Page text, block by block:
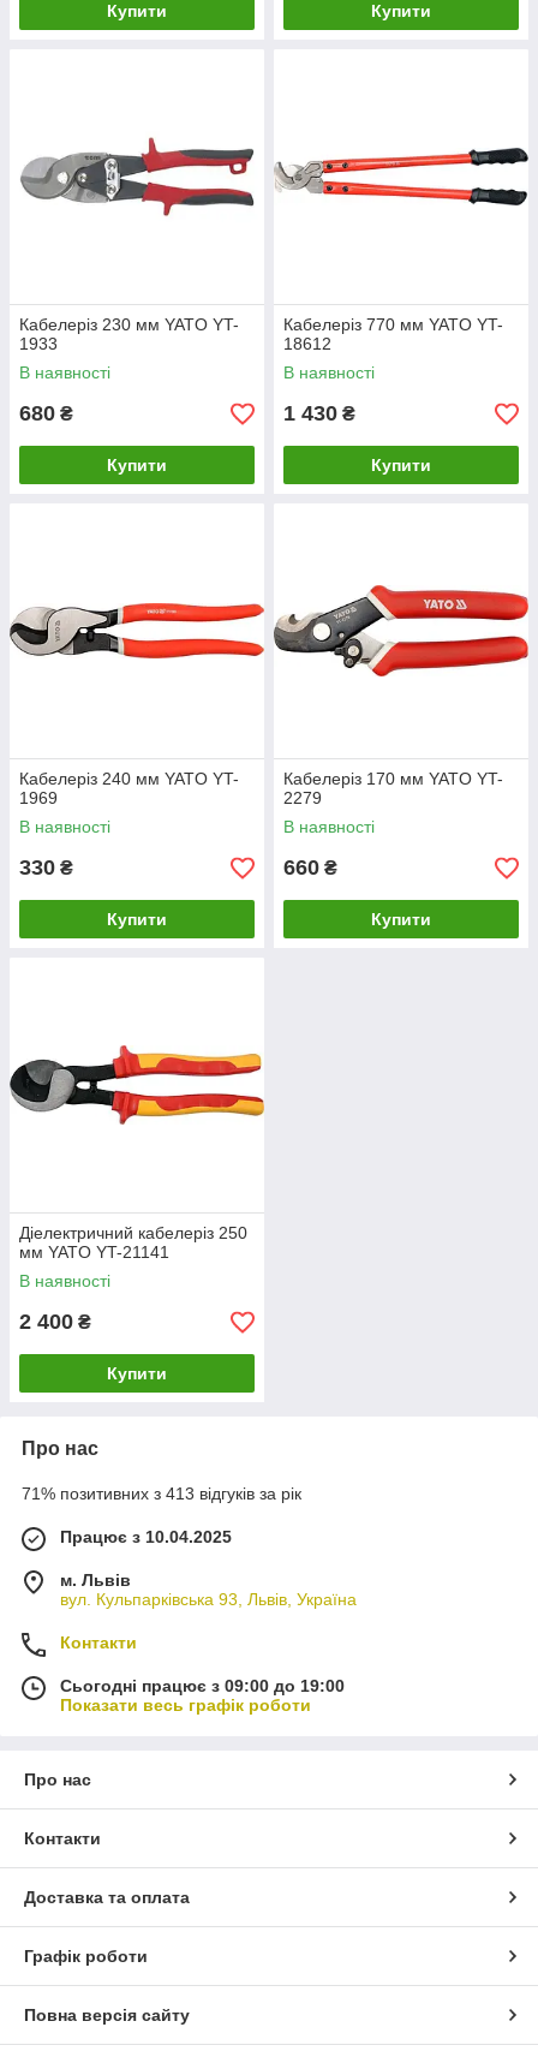
Купити Купити
Кабелеріз 230 мм YATO YT-
1933
В наявності
680 ₴
Купити
Кабелеріз 770 мм YATO YT-
18612
В наявності
1 430 ₴
Купити
Кабелеріз 240 мм YATO YT-
1969
В наявності
330 ₴
Купити
Кабелеріз 170 мм YATO YT-
2279
В наявності
660 ₴
Купити
Діелектричний кабелеріз 250
мм YATO YT-21141
В наявності
2 400 ₴
Купити
Про нас
71% позитивних з 413 відгуків за рік
Працює з 10.04.2025
м. Львів
вул. Кульпарківська 93, Львів, Україна
Контакти
Сьогодні працює з 09:00 до 19:00
Показати весь графік роботи
Про нас
Контакти
Доставка та оплата
Графік роботи
Повна версія сайту